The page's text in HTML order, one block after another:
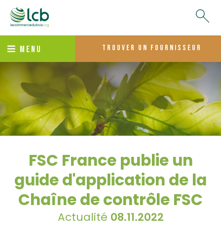
MENU trouver un fournisseur
FSC France publie un
guide d'application de la
Chaîne de contrôle FSC
Actualité 08.11.2022